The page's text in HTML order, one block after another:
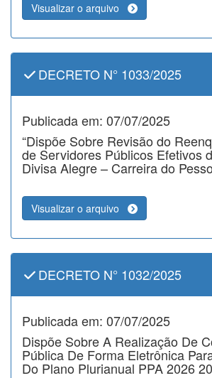
Visualizar o arquivo
DECRETO N° 1033/2025
Publicada em: 07/07/2025
“Dispõe Sobre Revisão do
de Servidores Públicos Efetivos
Divisa Alegre – Carreira do
Visualizar o arquivo
DECRETO N° 1032/2025
Publicada em: 07/07/2025
Dispõe Sobre A Realização De
Pública De Forma Eletrônica
Do Plano Plurianual PPA 2026